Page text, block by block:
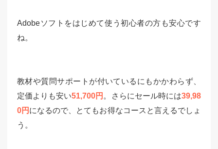
Adobeソフトをはじめて使う初心者の方も安心です
ね。
教材や質問サポートが付いているにもかかわらず、
定価よりも安い51,700円 。さらにセール時には39,98
0円 になるので、とてもお得なコースと言えるでしょ
う。